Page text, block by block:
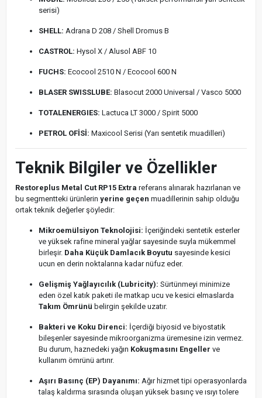
serisi)
SHELL: Adrana D 208 / Shell Dromus B
CASTROL: Hysol X / Alusol ABF 10
FUCHS: Ecocool 2510 N / Ecocool 600 N
BLASER SWISSLUBE: Blasocut 2000 Universal / Vasco 5000
TOTALENERGIES: Lactuca LT 3000 / Spirit 5000
PETROL OFİSİ: Maxicool Serisi (Yarı sentetik muadilleri)
Teknik Bilgiler ve Özellikler
Restoreplus Metal Cut RP15 Extra referans alınarak hazırlanan ve
bu segmentteki ürünlerin yerine geçen muadillerinin sahip olduğu
ortak teknik değerler şöyledir:
Mikroemülsiyon Teknolojisi: İçeriğindeki sentetik esterler
ve yüksek rafine mineral yağlar sayesinde suyla mükemmel
birleşir. Daha Küçük Damlacık Boyutu sayesinde kesici
ucun en derin noktalarına kadar nüfuz eder.
Gelişmiş Yağlayıcılık (Lubricity): Sürtünmeyi minimize
eden özel katık paketi ile matkap ucu ve kesici elmaslarda
Takım Ömrünü belirgin şekilde uzatır.
Bakteri ve Koku Direnci: İçerdiği biyosid ve biyostatik
bileşenler sayesinde mikroorganizma üremesine izin vermez.
Bu durum, haznedeki yağın Kokuşmasını Engeller ve
kullanım ömrünü artırır.
Aşırı Basınç (EP) Dayanımı: Ağır hizmet tipi operasyonlarda
talaş kaldırma sırasında oluşan yüksek basınç ve ısıyı tolere